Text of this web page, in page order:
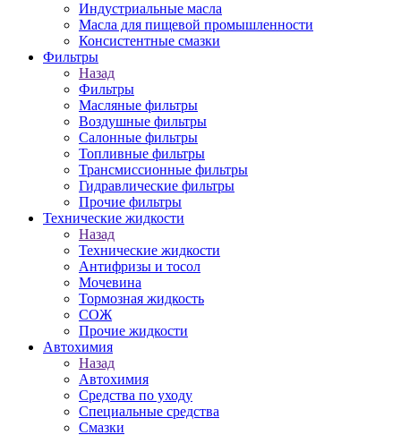
Индустриальные масла
Масла для пищевой промышленности
Консистентные смазки
Фильтры
Назад
Фильтры
Масляные фильтры
Воздушные фильтры
Салонные фильтры
Топливные фильтры
Трансмиссионные фильтры
Гидравлические фильтры
Прочие фильтры
Технические жидкости
Назад
Технические жидкости
Антифризы и тосол
Мочевина
Тормозная жидкость
СОЖ
Прочие жидкости
Автохимия
Назад
Автохимия
Средства по уходу
Специальные средства
Смазки